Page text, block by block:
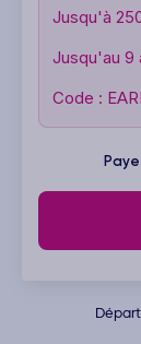
Jusqu'à
Jusqu'au 9
Code :